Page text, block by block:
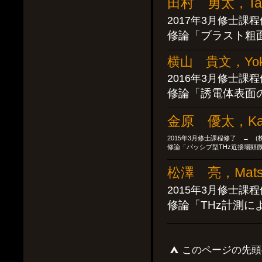
2017年3月修士課
修論「ブラスト粗
横山 貴文，
2016年3月修士課
修論「誘電体表面
金原 優太，
2015年3月修士課程修了 → (
修論「パッシブ型THz近接場顕
松澤 亮，
2015年3月修士課
修論「THz計測に
このページの先